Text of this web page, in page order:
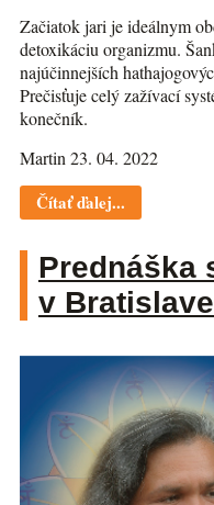
Začiatok jari je ideálnym
detoxikáciu organizmu.
najúčinnejších
Prečisťuje celý zažívací
konečník.
Martin 23. 04. 2022
Čítať ďalej...
Prednáška
v